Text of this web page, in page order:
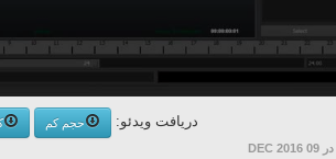
دریافت ویدئو: حجم کم
در 09 DEC 2016